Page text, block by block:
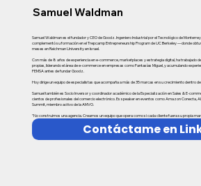
Samuel Waldman
Samuel Waldman es el fundador y CEO de Goodz. Ingeniero Industrial por el Tecnológico de Monterrey
complementó su formación en el Trepcamp Entrepreneurship Program de UC Berkeley —donde
meses en Reichman University en Israel.
Con más de 8 años de experiencia en e-commerce, marketplaces y estrategia digital, ha trabajado
propias, liderando el área de e-commerce en empresas como Fantasías Miguel, y acumulando
FEMSA antes de fundar Goodz.
Hoy dirige un equipo de especialistas que acompaña a más de 35 marcas en su crecimiento dentro
Samuel también es Socio Inversor y coordinador académico de la Especialización en Sales & E-
cientos de profesionales del comercio electrónico. Es speaker en eventos como Amazon Conecta,
Summit, miembro activo de la AMVO.
"No construimos una agencia. Creamos un equipo que opera como si cada cliente fuera su propia
Contáctame en